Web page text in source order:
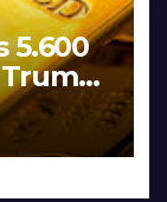
5.600